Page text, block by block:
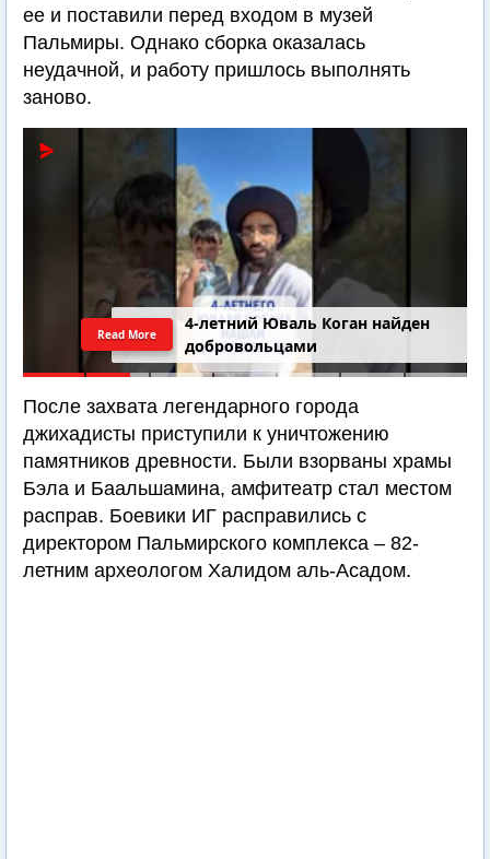
ее и поставили перед входом в музей
Пальмиры. Однако сборка оказалась
неудачной, и работу пришлось выполнять
заново.
4-летний Юваль Коган найден
добровольцами
Read More
После захвата легендарного города
джихадисты приступили к уничтожению
памятников древности. Были взорваны храмы
Бэла и Баальшамина, амфитеатр стал местом
расправ. Боевики ИГ расправились с
директором Пальмирского комплекса – 82-
летним археологом Халидом аль-Асадом.